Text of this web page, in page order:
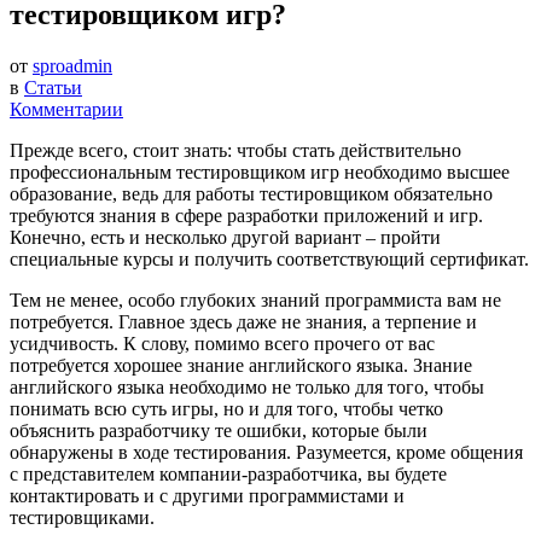
тестировщиком игр?
от sproadmin
в Статьи
Комментарии
Прежде всего, стоит знать: чтобы стать действительно
профессиональным тестировщиком игр необходимо высшее
образование, ведь для работы тестировщиком обязательно
требуются знания в сфере разработки приложений и игр.
Конечно, есть и несколько другой вариант – пройти
специальные курсы и получить соответствующий сертификат.
Тем не менее, особо глубоких знаний программиста вам не
потребуется. Главное здесь даже не знания, а терпение и
усидчивость. К слову, помимо всего прочего от вас
потребуется хорошее знание английского языка. Знание
английского языка необходимо не только для того, чтобы
понимать всю суть игры, но и для того, чтобы четко
объяснить разработчику те ошибки, которые были
обнаружены в ходе тестирования. Разумеется, кроме общения
с представителем компании-разработчика, вы будете
контактировать и с другими программистами и
тестировщиками.